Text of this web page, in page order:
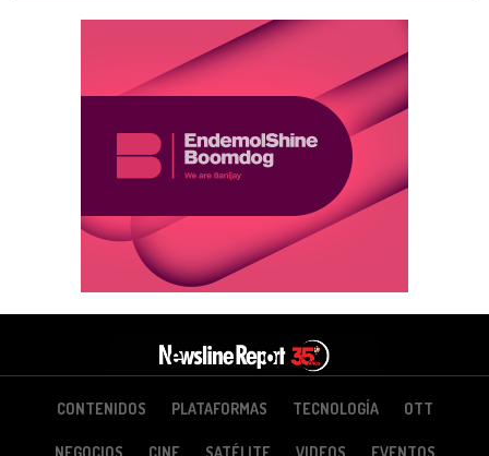
CONTENIDOS PLATAFORMAS TECNOLOGÍA OTT
NEGOCIOS CINE SATÉLITE VIDEOS EVENTOS